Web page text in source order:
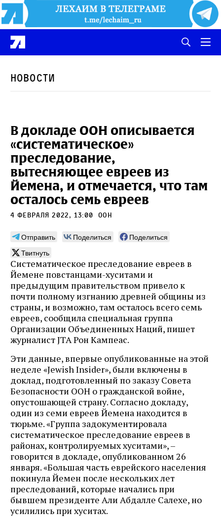
Новости
В докладе ООН описывается
«систематическое»
преследование,
вытесняющее евреев из
Йемена, и отмечается, что там
осталось семь евреев
4 февраля 2022, 13:00 ООН
Отправить Поделиться
Поделиться
Твитнуть
Систематическое преследование евреев в
Йемене повстанцами-хуситами и
предыдущим правительством привело к
почти полному изгнанию древней общины из
страны, и возможно, там осталось всего семь
евреев, сообщила специальная группа
Организации Объединенных Наций, пишет
журналист JTA Рон Кампеас.
Эти данные, впервые опубликованные на этой
неделе «Jewish Insider», были включены в
доклад, подготовленный по заказу Совета
Безопасности ООН о гражданской войне,
опустошающей страну. Согласно докладу,
один из семи евреев Йемена находится в
тюрьме. «Группа задокументировала
систематическое преследование евреев в
районах, контролируемых хуситами», –
говорится в докладе, опубликованном 26
января. «Большая часть еврейского населения
покинула Йемен после нескольких лет
преследований, которые начались при
бывшем президенте Али Абдалле Салехе, но
усилились при хуситах.